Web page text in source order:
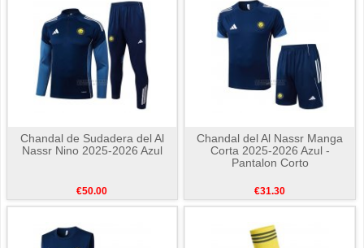
Chandal de Sudadera del Al
Nassr Nino 2025-2026 Azul
€50.00
Chandal del Al Nassr Manga
Corta 2025-2026 Azul -
Pantalon Corto
€31.30